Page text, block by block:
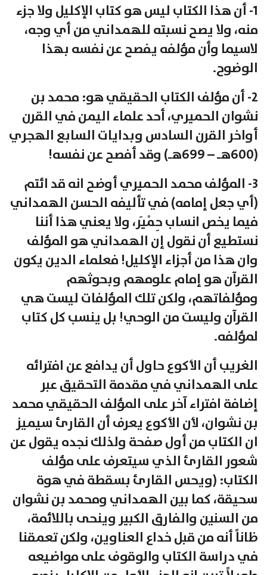
1- أن هذا الكتاب ليس هو كتاب الإكليل ولا جزء
منه، ولا يصح نسبته للهمداني من أي وجه،
لاسيما وأن مؤلفه يفصح عن نفسه بهذا
الوضوح.
2- أن مؤلف الكتاب الحقيقي هو: محمد بن
نشوان الحميري، أحد علماء اليمن في القرن
أواخر القرن السادس وبدايات السابع الهجري
(600هـ – 699هـ) وقد أفصح عن نفسه!
3- المؤلف محمد الحميري أوضح انه قد ائتم
(أي جعل إمامه) في تأليفه الحسن الهمداني
فيما يخص انساب حِمْيَر، ولا يعني هذا أننا
نستطيع أن نقول إن الهمداني هو المؤلف
وان هذا من أجزاء الإكليل! فعلماء الدين يكون
القرآن هو إمام علومهم وبحوثهم
ومؤلفاتهم، ولكن تلك المؤلفات ليست هي
القرآن وليست من الوحي! بل ينسب كل كتاب
لمؤلفه.
الغريب أن الأكوع حاول أن يدافع عن افترائه
على الهمداني في مقدمة التحقيق عبر
إضافة افتراء آخر على المؤلف الحقيقي محمد
بن نشوان، لأن الأكوع يعرف أن القارئ سيميز
ان الكتاب من أول صفحة ولذلك نجده يقول عن
شعور القارئ الذي سيتعرف على مؤلف
الكتاب: (ويحس القارئ بسقطة في هوة
سحيقة، كما بين الهمداني ومحمد بن نشوان
من السنين والفارق الكبير وينحى باللائمة،
ظاناً أنه من قبل خداع العناوين، ولكن تعمقنا
في دراسة الكتاب والوقوف على مواضيعه